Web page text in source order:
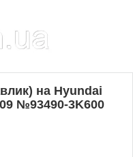
на Hyundai
№93490-3K600